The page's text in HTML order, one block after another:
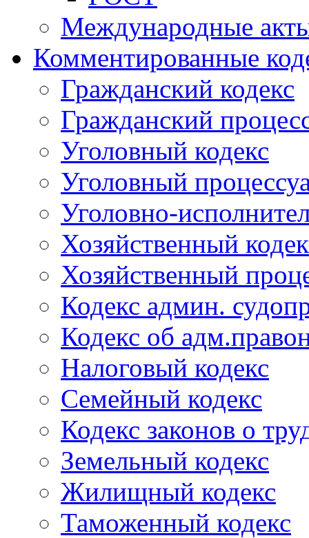
Международные
Комментированные
Гражданский кодекс
Гражданский
Уголовный кодекс
Уголовный
Уголовно-
Хозяйственный
Хозяйственный
Кодекс админ.
Кодекс об
Налоговый кодекс
Семейный кодекс
Кодекс законов о
Земельный кодекс
Жилищный кодекс
Таможенный кодекс